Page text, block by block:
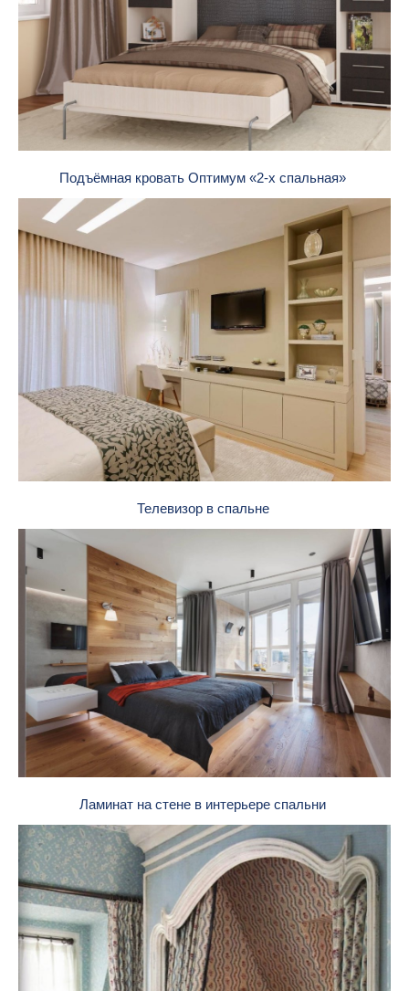
Подъёмная кровать Оптимум «2-х спальная»
Телевизор в спальне
Ламинат на стене в интерьере спальни